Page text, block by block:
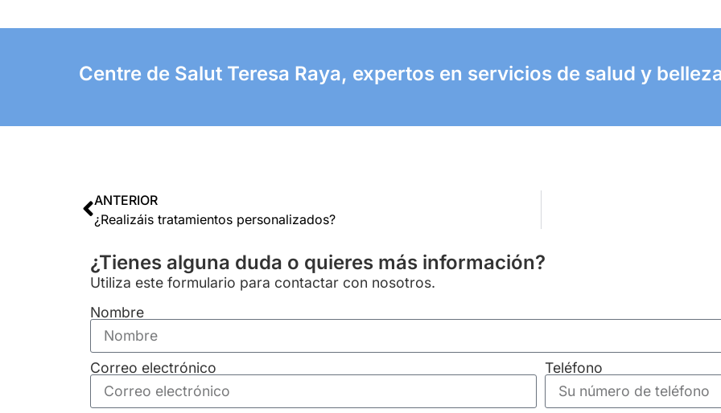
Centre de Salut Teresa Raya, expertos en servicios de salud y
ANTERIOR
¿Realizáis tratamientos personalizados?
¿Tienes alguna duda o quieres más información?
Utiliza este formulario para contactar con nosotros.
Nombre
Correo electrónico Teléfono